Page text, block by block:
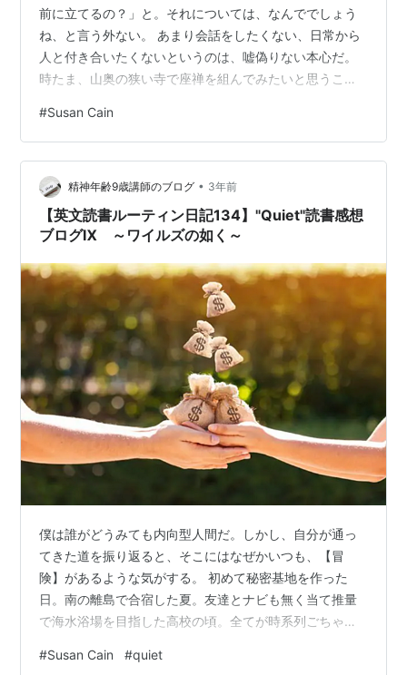
前に立てるの？」と。それについては、なんででしょう
ね、と言う外ない。 あまり会話をしたくない、日常から
人と付き合いたくないというのは、嘘偽りない本心だ。
時たま、山奥の狭い寺で座禅を組んでみたいと思うこと
うであっても、時には外へ発露させたい、知ってほしい
といった何かを、胸の内に溜め込むことはある。自分な
りの観察の成果とでも言おうか。 外向的な人は、まだ精
度が低い内からそれを出せる。内向的な僕らは、精度を
上げてからじゃないと、気恥ずかしさゆえに出せない。
そんなもんで…
#Susan Cain
精神年齢9歳講師のブログ • 3年前
【英文読書ルーティン日記134】"Quiet"読書感想
ブログⅨ ～ワイルズの如く～
僕は誰がどうみても内向型人間だ。しかし、自分が通っ
てきた道を振り返ると、そこにはなぜかいつも、【冒
険】があるような気がする。 初めて秘密基地を作った
日。南の離島で合宿した夏。友達とナビも無く当て推量
で海水浴場を目指した高校の頃。全てが時系列ごちゃご
jukukoshinohibi.hatenadiary.com 内側の世界に閉じこも
#Susan Cain #quiet